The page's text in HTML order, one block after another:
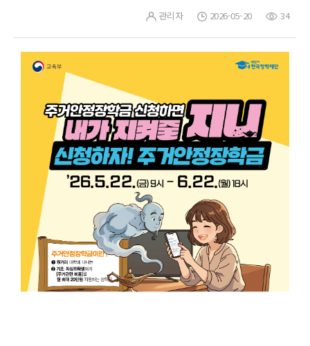
관리자 2026-05-20 34